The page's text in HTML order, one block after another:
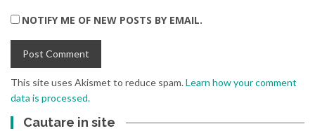
NOTIFY ME OF NEW POSTS BY EMAIL.
This site uses Akismet to reduce spam.Learn how your comment
data is processed.
Cautare in site